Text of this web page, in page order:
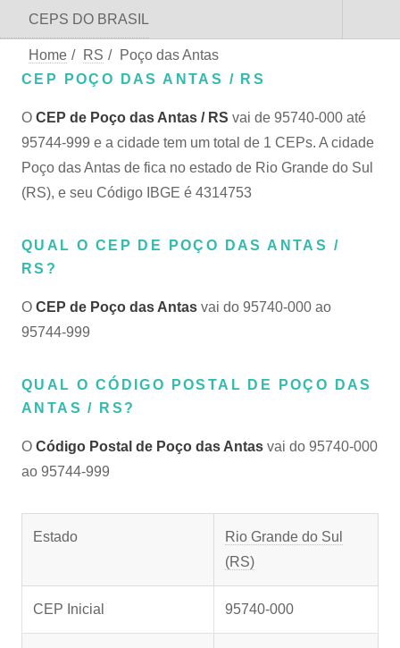
CEPS DO BRASIL
Home / RS /
Poço das Antas
CEP POÇO DAS ANTAS / RS
O CEP de Poço das Antas / RS vai de 95740-000 até
95744-999 e a cidade tem um total de 1 CEPs. A cidade
Poço das Antas de fica no estado de Rio Grande do Sul
(RS), e seu Código IBGE é 4314753
QUAL O CEP DE POÇO DAS ANTAS /
RS?
O CEP de Poço das Antas vai do 95740-000 ao
95744-999
QUAL O CÓDIGO POSTAL DE POÇO DAS
ANTAS / RS?
O Código Postal de Poço das Antas vai do 95740-000
ao 95744-999
Estado
Rio Grande do Sul
(RS)
CEP Inicial 95740-000